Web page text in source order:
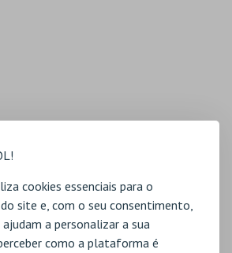
cookies essenciais para o
site e, com o seu consentimento,
a personalizar a sua
como a plataforma é